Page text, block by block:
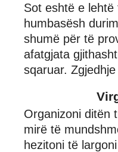
Sot eshtë e
humbasësh
shumë për të
afatgjata
sqaruar.
Organizoni ditën
mirë të
hezitoni të